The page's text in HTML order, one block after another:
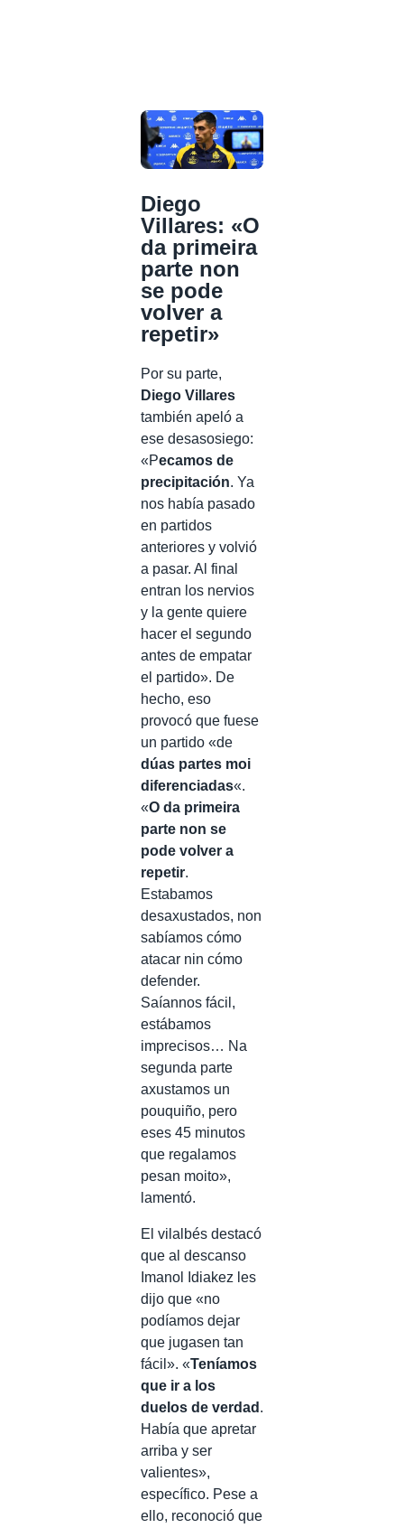
Diego
Villares: «O
da primeira
parte non
se pode
volver a
repetir»
Por su parte,
Diego Villares
también apeló a
ese desasosiego:
«Pecamos de
precipitación. Ya
nos había pasado
en partidos
anteriores y volvió
a pasar. Al final
entran los nervios
y la gente quiere
hacer el segundo
antes de empatar
el partido». De
hecho, eso
provocó que fuese
un partido «de
dúas partes moi
diferenciadas«.
«O da primeira
parte non se
pode volver a
repetir.
Estabamos
desaxustados, non
sabíamos cómo
atacar nin cómo
defender.
Saíannos fácil,
estábamos
imprecisos… Na
segunda parte
axustamos un
pouquiño, pero
eses 45 minutos
que regalamos
pesan moito»,
lamentó.
El vilalbés destacó
que al descanso
Imanol Idiakez les
dijo que «no
podíamos dejar
que jugasen tan
fácil». «Teníamos
que ir a los
duelos de verdad .
Había que apretar
arriba y ser
valientes»,
específico. Pese a
ello, reconoció que